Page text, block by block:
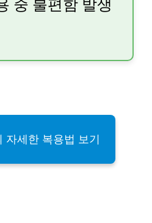
중 불편함 발생
자세한 복용법 보기